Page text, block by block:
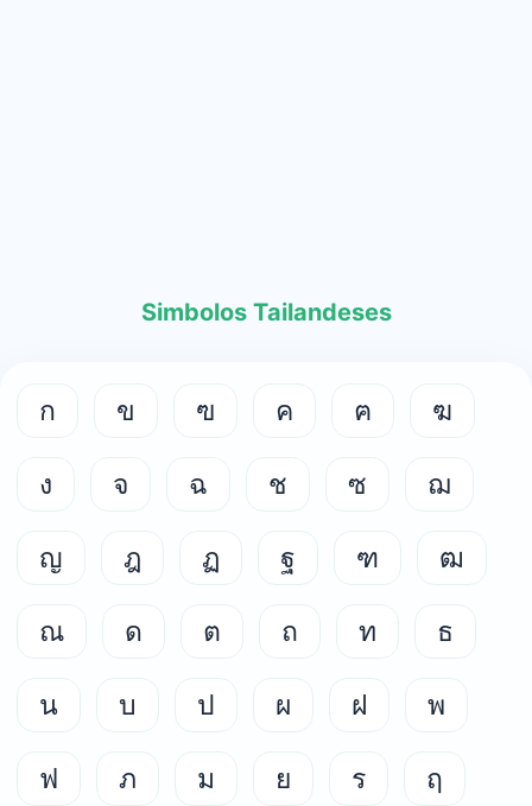
Simbolos Tailandeses
ก ข ฃ ค ฅ ฆ
ง จ ฉ ช ซ ฌ
ญ ฎ ฏ ฐ ฑ ฒ
ณ ด ต ถ ท ธ
น บ ป ผ ฝ พ
ฟ ภ ม ย ร ฤ